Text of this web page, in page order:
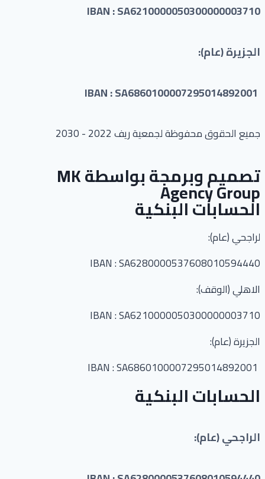
IBAN : SA6210000050300000003710
الجزيرة (عام):
جميع الحقوق محفوظة لجمعية ريف 2022 - 2030
تصميم وبرمجة بواسطةMK
Agency Group
الحسابات البنكية
لراجحي (عام):
IBAN : SA6280000537608010594440
الاهلي (الوقف):
IBAN : SA6210000050300000003710
الجزيرة (عام):
الحسابات البنكية
الراجحي (عام):